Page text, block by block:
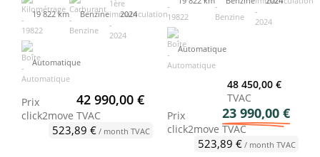
19 822 km Benzine 2024
Automatique
Prix
click2move
42 990,00 €
TVAC
523,89 €/ month TVAC
Automatique
48 450,00 €
TVAC
Prix
click2move
23 990,00 €
TVAC
523,89 €/ month TVAC